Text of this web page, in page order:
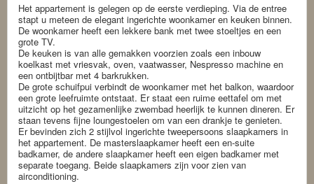
Het appartement is gelegen op de eerste verdieping. Via de entree
stapt u meteen de elegant ingerichte woonkamer en keuken binnen.
De woonkamer heeft een lekkere bank met twee stoeltjes en een
grote TV.
De keuken is van alle gemakken voorzien zoals een inbouw
koelkast met vriesvak, oven, vaatwasser, Nespresso machine en
een ontbijtbar met 4 barkrukken.
De grote schuifpui verbindt de woonkamer met het balkon, waardoor
een grote leefruimte ontstaat. Er staat een ruime eettafel om met
uitzicht op het gezamenlijke zwembad heerlijk te kunnen dineren. Er
staan tevens fijne loungestoelen om van een drankje te genieten.
Er bevinden zich 2 stijlvol ingerichte tweepersoons slaapkamers in
het appartement. De masterslaapkamer heeft een en-suite
badkamer, de andere slaapkamer heeft een eigen badkamer met
separate toegang. Beide slaapkamers zijn voor zien van
airconditioning.